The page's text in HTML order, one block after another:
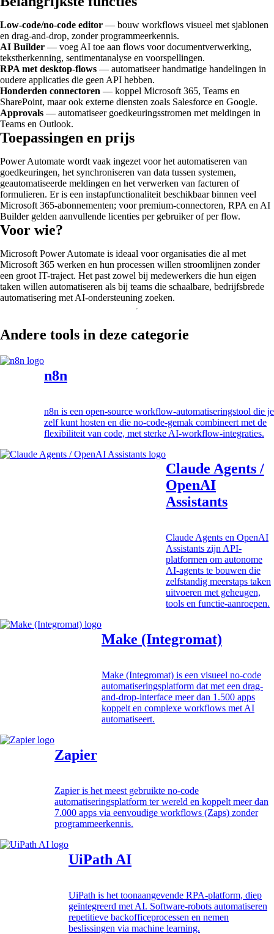
Low-code/no-code editor — bouw workflows visueel met sjablonen
en drag-and-drop, zonder programmeerkennis.
AI Builder — voeg AI toe aan flows voor documentverwerking,
tekstherkenning, sentimentanalyse en voorspellingen.
RPA met desktop-flows — automatiseer handmatige handelingen in
oudere applicaties die geen API hebben.
Honderden connectoren — koppel Microsoft 365, Teams en
SharePoint, maar ook externe diensten zoals Salesforce en Google.
Approvals — automatiseer goedkeuringsstromen met meldingen in
Teams en Outlook.
Toepassingen en prijs
Power Automate wordt vaak ingezet voor het automatiseren van
goedkeuringen, het synchroniseren van data tussen systemen,
geautomatiseerde meldingen en het verwerken van facturen of
formulieren. Er is een instapfunctionaliteit beschikbaar binnen veel
Microsoft 365-abonnementen; voor premium-connectoren, RPA en AI
Builder gelden aanvullende licenties per gebruiker of per flow.
Voor wie?
Microsoft Power Automate is ideaal voor organisaties die al met
Microsoft 365 werken en hun processen willen stroomlijnen zonder
een groot IT-traject. Het past zowel bij medewerkers die hun eigen
taken willen automatiseren als bij teams die schaalbare, bedrijfsbrede
automatisering met AI-ondersteuning zoeken.
Andere tools in deze categorie
n8n
n8n is een open-source workflow-automatiseringstool die je
zelf kunt hosten en die no-code-gemak combineert met de
flexibiliteit van code, met sterke AI-workflow-integraties.
Claude Agents /
OpenAI
Assistants
Claude Agents en OpenAI
Assistants zijn API-
platformen om autonome
AI-agents te bouwen die
zelfstandig meerstaps taken
uitvoeren met geheugen,
tools en functie-aanroepen.
Make (Integromat)
Make (Integromat) is een visueel no-code
automatiseringsplatform dat met een drag-
and-drop-interface meer dan 1.500 apps
koppelt en complexe workflows met AI
automatiseert.
Zapier
Zapier is het meest gebruikte no-code
automatiseringsplatform ter wereld en koppelt meer dan
7.000 apps via eenvoudige workflows (Zaps) zonder
programmeerkennis.
UiPath AI
UiPath is het toonaangevende RPA-platform, diep
geïntegreerd met AI. Software-robots automatiseren
repetitieve backofficeprocessen en nemen
beslissingen via machine learning.